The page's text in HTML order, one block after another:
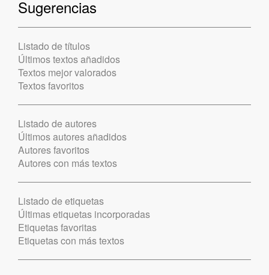
Sugerencias
Listado de títulos
Últimos textos añadidos
Textos mejor valorados
Textos favoritos
Listado de autores
Últimos autores añadidos
Autores favoritos
Autores con más textos
Listado de etiquetas
Últimas etiquetas incorporadas
Etiquetas favoritas
Etiquetas con más textos